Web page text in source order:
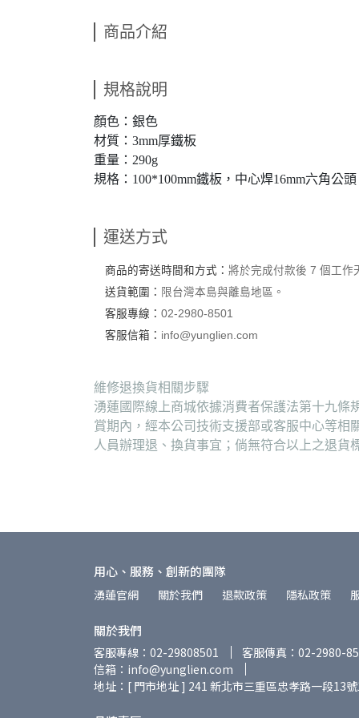
商品介紹
規格說明
顏色：銀色
材質：3mm厚鐵板
重量：290g
規格：100*100mm鐵板，中心焊16mm六角公頭
運送方式
商品的寄送時間和方式： 將於完成付款後 7 個工作
送貨範圍： 限台灣本島與離島地區。
客服專線： 02-2980-8501
客服信箱： info@yunglien.com
維修退換貨相關步驟
湧蓮國際線上商城依據消費者保護法第十九條
賞期內，經本公司技術支援部或客服中心等
人員辦理退、換貨事宜；倘無符合以上之退
用心、服務、創新的團隊
湧蓮官網 關於我們 退款政策 隱私政策
關於我們
客服專線：02-29808501
客服傳真：02-2980-
信箱：info@yunglien.com
地址：[ 門市地址 ] 241 新北市三重區忠孝路一段